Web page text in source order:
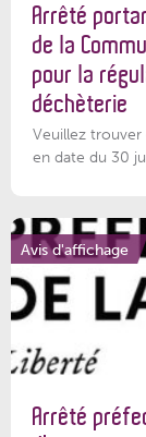
Arrêté
de la
pour la
déchèterie
Veuillez trouver
en date du 30
Avis d'affichage
Arrêté